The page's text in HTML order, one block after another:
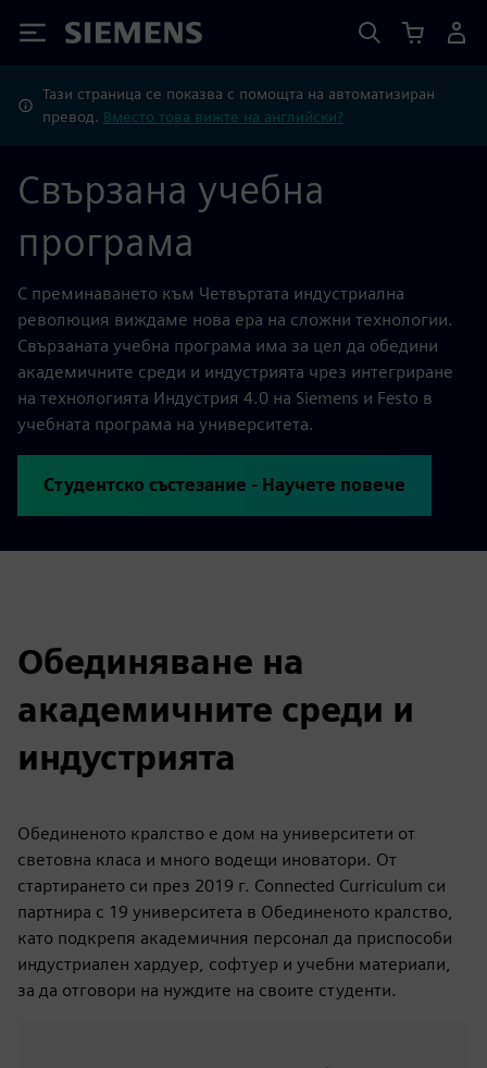
Siemens
Тази страница се показва с помощта на автоматизиран
превод. Вместо това вижте на английски?
Свързана учебна
програма
С преминаването към Четвъртата индустриална
революция виждаме нова ера на сложни технологии.
Свързаната учебна програма има за цел да обедини
академичните среди и индустрията чрез интегриране
на технологията Индустрия 4.0 на Siemens и Festo в
учебната програма на университета.
Студентско състезание - Научете повече
Обединяване на
академичните среди и
индустрията
Обединеното кралство е дом на университети от
световна класа и много водещи иноватори. От
стартирането си през 2019 г. Connected Curriculum си
партнира с 19 университета в Обединеното кралство,
като подкрепя академичния персонал да приспособи
индустриален хардуер, софтуер и учебни материали,
за да отговори на нуждите на своите студенти.